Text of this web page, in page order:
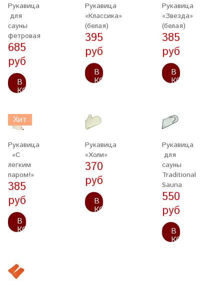
Рукавица
для
сауны
фетровая
685
руб
В
КОРЗИНУ
Рукавица
«Классика»
(белая)
395
руб
В
КОРЗИНУ
Рукавица
«Звезда»
(белая)
385
руб
В
КОРЗИНУ
Хит
Рукавица
«С
легким
паром!»
385
руб
В
КОРЗИНУ
Рукавица
«Холи»
370
руб
В
КОРЗИНУ
Рукавица
для
сауны
Traditional
Sauna
550
руб
В
КОРЗИНУ